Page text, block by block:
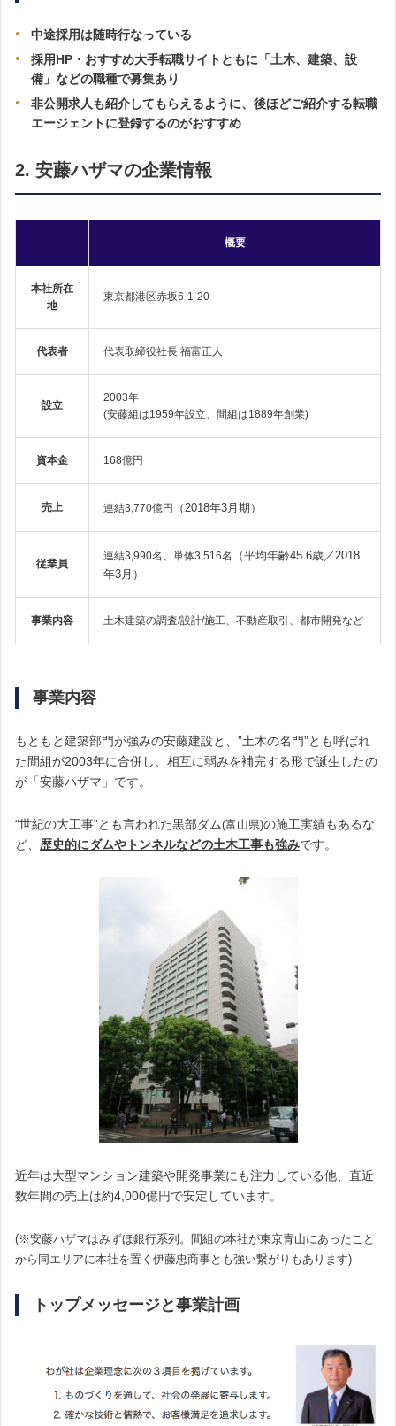
中途採用は随時行なっている
採用HP・おすすめ大手転職サイトともに「土木、建築、設
備」などの職種で募集あり
非公開求人も紹介してもらえるように、後ほどご紹介する転職
エージェントに登録するのがおすすめ
2. 安藤ハザマの企業情報
概要
本社所在
地
東京都港区赤坂6-1-20
代表者 代表取締役社長 福富正人
設立
2003年
(安藤組は1959年設立、間組は1889年創業)
資本金 168億円
売上 連結3,770億円 （2018年3月期）
従業員
連結3,990名、単体3,516名 （平均年齢45.6歳／2018
年3月）
事業内容 土木建築の調査/設計/施工、不動産取引、都市開発など
事業内容
もともと建築部門が強みの安藤建設と、”土木の名門”とも呼ばれ
た間組が2003年に合併し、相互に弱みを補完する形で誕生したの
が「安藤ハザマ」です。
“世紀の大工事”とも言われた黒部ダム(富山県)の施工実績もあるな
ど、 歴史的にダムやトンネルなどの土木工事も強みです。
近年は大型マンション建築や開発事業にも注力している他、直近
数年間の売上は約4,000億円で安定しています。
(※安藤ハザマはみずほ銀行系列。間組の本社が東京青山にあったこと
から同エリアに本社を置く伊藤忠商事とも強い繋がりもあります)
トップメッセージと事業計画